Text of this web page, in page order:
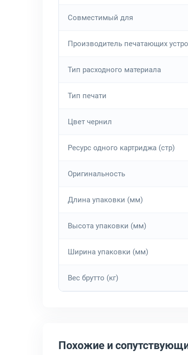
Совместимый для
Производитель печатающих
Тип расходного материала
Тип печати
Цвет чернил
Ресурс одного картриджа (стр)
Оригинальность
Длина упаковки (мм)
Высота упаковки (мм)
Ширина упаковки (мм)
Вес брутто (кг)
Похожие и